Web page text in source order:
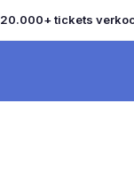
20.000+ tickets